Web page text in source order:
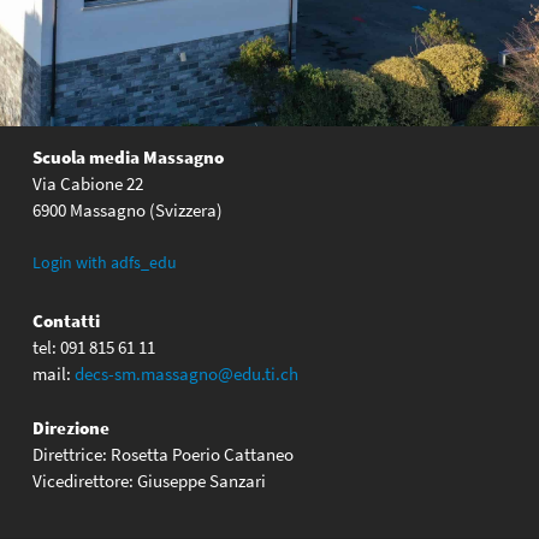
Scuola media Massagno
Via Cabione 22
6900 Massagno (Svizzera)
Login with adfs_edu
Contatti
tel: 091 815 61 11
mail: decs-sm.massagno@edu.ti.ch
Direzione
Direttrice: Rosetta Poerio Cattaneo
Vicedirettore: Giuseppe Sanzari